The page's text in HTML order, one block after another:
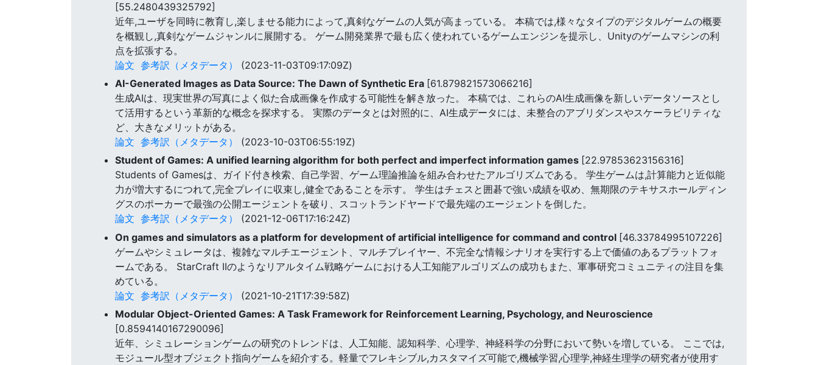
[55.2480439325792]
近年,ユーザを同時に教育し,楽しませる能力によって,真剣なゲームの人気が高まっている。 本稿では,様々なタイプのデジタルゲームの概要
を概観し,真剣なゲームジャンルに展開する。 ゲーム開発業界で最も広く使われているゲームエンジンを提示し、Unityのゲームマシンの利
点を拡張する。
論文 参考訳（メタデータ）
(2023-11-03T09:17:09Z)
AI-Generated Images as Data Source: The Dawn of Synthetic Era [61.879821573066216]
生成AIは、現実世界の写真によく似た合成画像を作成する可能性を解き放った。 本稿では、これらのAI生成画像を新しいデータソースとし
て活用するという革新的な概念を探求する。 実際のデータとは対照的に、AI生成データには、未整合のアブリダンスやスケーラビリティな
ど、大きなメリットがある。
論文 参考訳（メタデータ）
(2023-10-03T06:55:19Z)
Student of Games: A unified learning algorithm for both perfect and imperfect information games [22.97853623156316]
Students of Gamesは、ガイド付き検索、自己学習、ゲーム理論推論を組み合わせたアルゴリズムである。 学生ゲームは,計算能力と近似能
力が増大するにつれて,完全プレイに収束し,健全であることを示す。 学生はチェスと囲碁で強い成績を収め、無期限のテキサスホールディン
グスのポーカーで最強の公開エージェントを破り、スコットランドヤードで最先端のエージェントを倒した。
論文 参考訳（メタデータ）
(2021-12-06T17:16:24Z)
On games and simulators as a platform for development of artificial intelligence for command and control [46.33784995107226]
ゲームやシミュレータは、複雑なマルチエージェント、マルチプレイヤー、不完全な情報シナリオを実行する上で価値のあるプラットフォ
ームである。 StarCraft IIのようなリアルタイム戦略ゲームにおける人工知能アルゴリズムの成功もまた、軍事研究コミュニティの注目を集
めている。
論文 参考訳（メタデータ）
(2021-10-21T17:39:58Z)
Modular Object-Oriented Games: A Task Framework for Reinforcement Learning, Psychology, and Neuroscience
[0.8594140167290096]
近年、シミュレーションゲームの研究のトレンドは、人工知能、認知科学、心理学、神経科学の分野において勢いを増している。 ここでは,
モジュール型オブジェクト指向ゲームを紹介する。軽量でフレキシブル,カスタマイズ可能で,機械学習,心理学,神経生理学の研究者が使用す